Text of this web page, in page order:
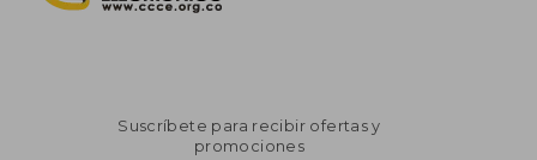
Suscríbete para recibir ofertas y
promociones